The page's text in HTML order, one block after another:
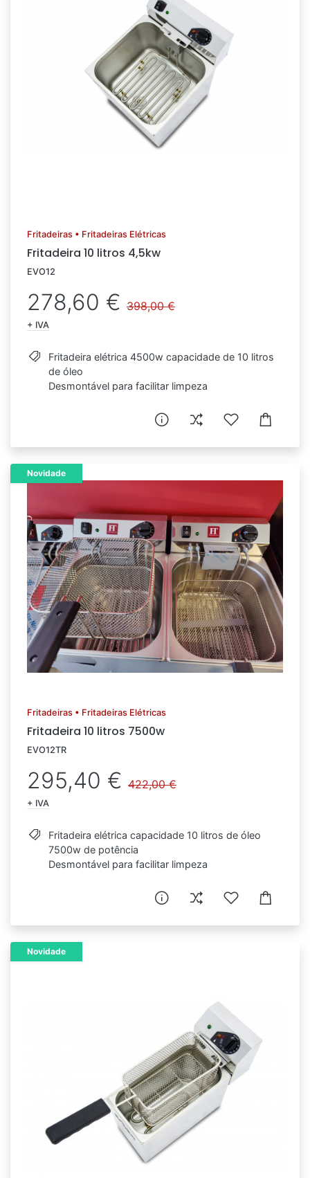
Fritadeiras • Fritadeiras Elétricas
Fritadeira 10 litros 4,5kw
EVO12
278,60 € 398,00 €
+ IVA
Fritadeira elétrica 4500w capacidade de 10 litros
de óleo
Desmontável para facilitar limpeza
Novidade
Fritadeiras • Fritadeiras Elétricas
Fritadeira 10 litros 7500w
EVO12TR
295,40 € 422,00 €
+ IVA
Fritadeira elétrica capacidade 10 litros de óleo
7500w de potência
Desmontável para facilitar limpeza
Novidade